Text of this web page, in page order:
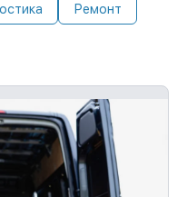
Ремонт